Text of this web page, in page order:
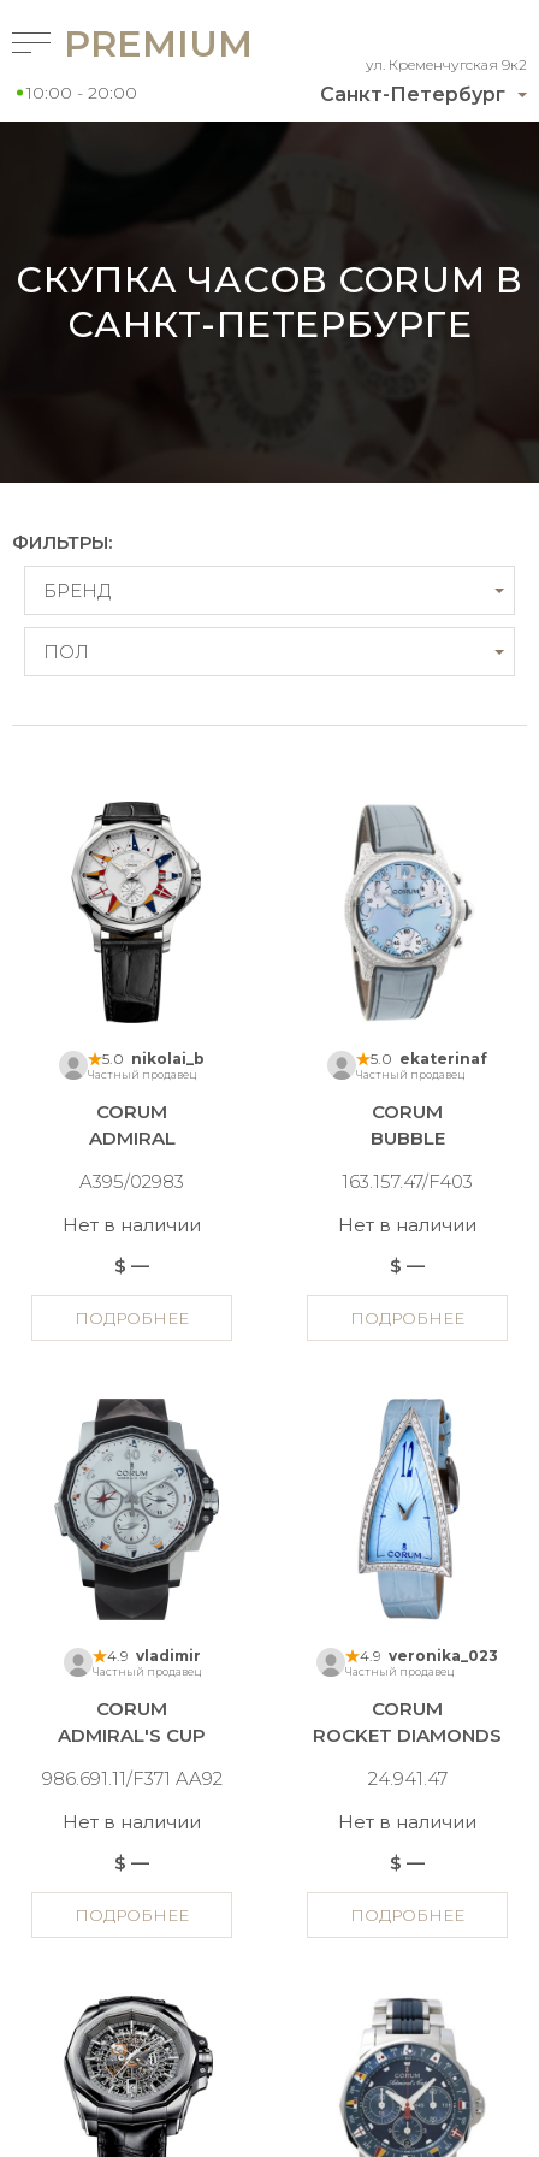
Санкт-Петербург
ул. Кременчугская 9к2
PREMIUM
10:00 - 20:00
СКУПКА ЧАСОВ CORUM В
САНКТ-ПЕТЕРБУРГЕ
ФИЛЬТРЫ:
БРЕНД
ПОЛ
5.0 nikolai_b
Частный продавец
CORUM
ADMIRAL
A395/02983
Нет в наличии
$ —
ПОДРОБНЕЕ
5.0 ekaterinaf
Частный продавец
CORUM
BUBBLE
163.157.47/F403
Нет в наличии
$ —
ПОДРОБНЕЕ
4.9 vladimir
Частный продавец
CORUM
ADMIRAL'S CUP
986.691.11/F371 AA92
Нет в наличии
$ —
ПОДРОБНЕЕ
4.9 veronika_023
Частный продавец
CORUM
ROCKET DIAMONDS
24.941.47
Нет в наличии
$ —
ПОДРОБНЕЕ